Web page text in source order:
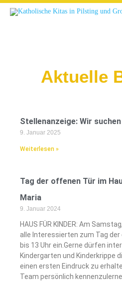
Aktuelle
Stellenanzeige: Wir
9. Januar 2025
Weiterlesen »
Tag der offenen Tür im
Maria
9. Januar 2024
HAUS FÜR KINDER: Am
alle Interessierten zum Tag
bis 13 Uhr ein.Gerne dürfen
Kindergarten und Kinderkrippe
einen ersten Eindruck zu
Team persönlich